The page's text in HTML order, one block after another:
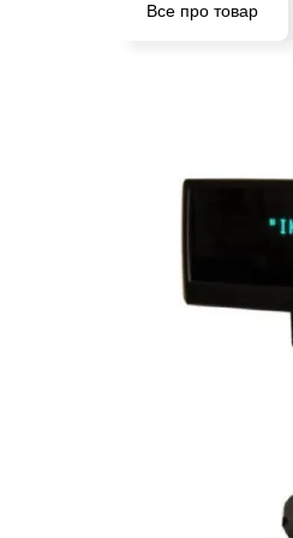
Все про товар